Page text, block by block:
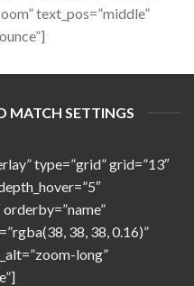
text_pos=”middle”
MATCH SETTINGS
type=”grid” grid=”13″
38, 38, 0.16)”
long”